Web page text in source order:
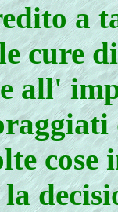
a
cure
all'
cose